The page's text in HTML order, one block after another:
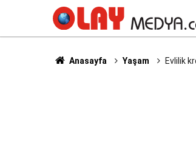
Anasayfa Yaşam Evlilik